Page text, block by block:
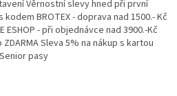
Věrnostní slevy hned při první
kodem BROTEX - doprava nad 1500.- Kč
ESHOP - při objednávce nad 3900.-Kč
Sleva 5% na nákup s kartou
pasy